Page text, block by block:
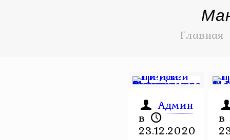
Главная
Админ
в
23.12.2020
в